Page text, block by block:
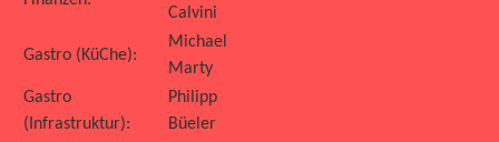
Calvini
Gastro (KüChe):
Michael
Marty
Gastro
( Infrastruktur):
Philipp
Büeler